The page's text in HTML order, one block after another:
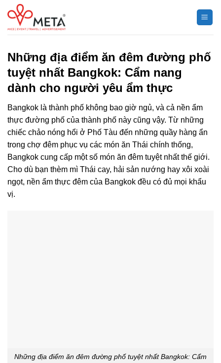
Chuyển
đến
nội
Những địa điểm ăn đêm đường phố
tuyệt nhất Bangkok: Cẩm nang
dành cho người yêu ẩm thực
Bangkok là thành phố không bao giờ ngủ, và cả nền ẩm
thực đường phố của thành phố này cũng vậy. Từ những
chiếc chảo nóng hổi ở Phố Tàu đến những quầy hàng ẩn
trong chợ đêm phục vụ các món ăn Thái chính thống,
Bangkok cung cấp một số món ăn đêm tuyệt nhất thế giới.
Cho dù bạn thèm mì Thái cay, hải sản nướng hay xôi xoài
ngọt, nền ẩm thực đêm của Bangkok đều có đủ mọi khẩu
vị.
Những địa điểm ăn đêm đường phố tuyệt nhất Bangkok: Cẩm